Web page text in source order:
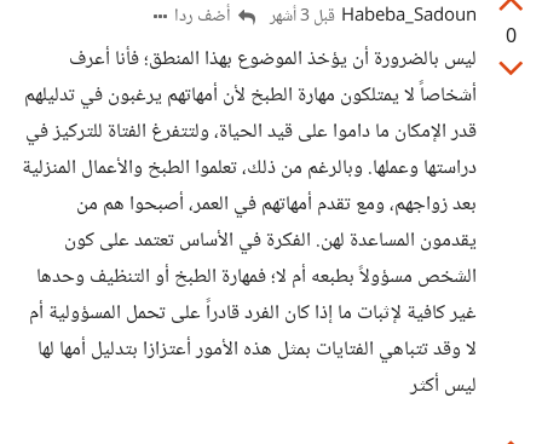
0
Habeba_Sadoun قبل 3 أشهر أضف ردا
ليس بالضرورة أن يؤخذ الموضوع بهذا المنطق؛ فأنا أعرف
أشخاصاً لا يمتلكون مهارة الطبخ لأن أمهاتهم يرغبون في تدليلهم
قدر الإمكان ما داموا على قيد الحياة، ولتتفرغ الفتاة للتركيز في
دراستها وعملها. وبالرغم من ذلك، تعلموا الطبخ والأعمال المنزلية
بعد زواجهم، ومع تقدم أمهاتهم في العمر، أصبحوا هم من
يقدمون المساعدة لهن. الفكرة في الأساس تعتمد على كون
الشخص مسؤولاً بطبعه أم لا؛ فمهارة الطبخ أو التنظيف وحدها
غير كافية لإثبات ما إذا كان الفرد قادراً على تحمل المسؤولية أم
لا وقد تتباهي الفتايات بمثل هذه الأمور أعتزازا بتدليل أمها لها
ليس أكثر